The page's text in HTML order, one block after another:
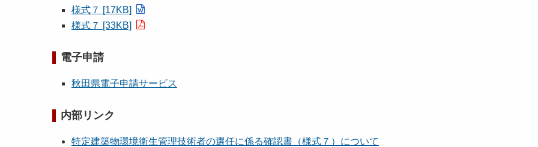
様式７ [17KB]
様式７ [33KB]
電子申請
秋田県電子申請サービス
内部リンク
特定建築物環境衛生管理技術者の選任に係る確認書（様式７）について